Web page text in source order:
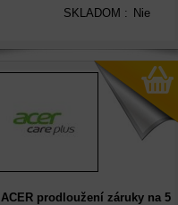
záruka akceptována. Služba Acer Care
SKLADOM : Nie
ACER prodloužení záruky na 5